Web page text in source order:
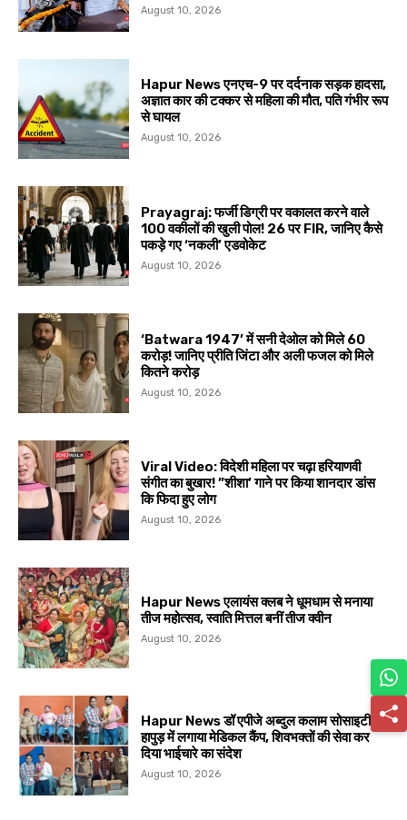
August 10, 2026
Hapur News एनएच-9 पर दर्दनाक सड़क हादसा,
अज्ञात कार की टक्कर से महिला की मौत, पति गंभीर रूप
से घायल
August 10, 2026
Prayagraj: फर्जी डिग्री पर वकालत करने वाले
100 वकीलों की खुली पोल! 26 पर FIR, जानिए कैसे
पकड़े गए ‘नकली’ एडवोकेट
August 10, 2026
‘Batwara 1947’ में सनी देओल को मिले ₹60
करोड़! जानिए प्रीति जिंटा और अली फजल को मिले
कितने करोड़
August 10, 2026
Viral Video: विदेशी महिला पर चढ़ा हरियाणवी
संगीत का बुखार! ”शीशा’ गाने पर किया शानदार डांस
कि फिदा हुए लोग
August 10, 2026
Hapur News एलायंस क्लब ने धूमधाम से मनाया
तीज महोत्सव, स्वाति मित्तल बनीं तीज क्वीन
August 10, 2026
Hapur News डॉ एपीजे अब्दुल कलाम सोसाइटी ने
हापुड़ में लगाया मेडिकल कैंप, शिवभक्तों की सेवा कर
दिया भाईचारे का संदेश
August 10, 2026